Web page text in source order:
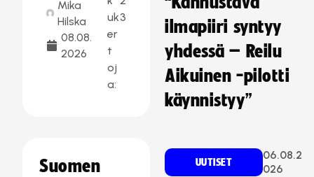
Mika
Hilska
08.08.
2026
uk
er
t
oj
a:
3
Suomen
ilmapiiri syntyy
yhdessä – Reilu
Aikuinen -pilotti
käynnistyy”
UUTISET
06.08.2
026